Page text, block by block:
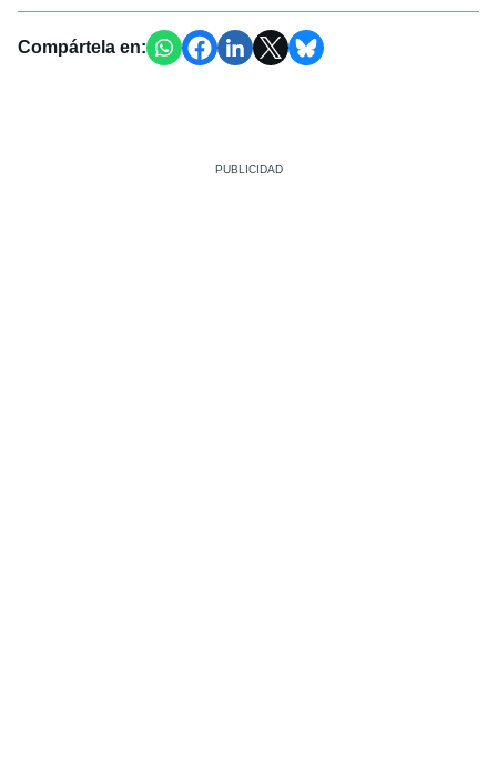
Compártela en: